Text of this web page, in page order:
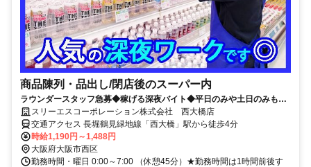
商品陳列・品出し/閉店後のスーパー内
ラウンダースタッフ急募◆稼げる深夜バイト◆平日のみや土日のみも相
談可能なので働きやすさ抜群です◆
スリーエスコーポレーション株式会社 西大橋店
交通アクセス 長堀鶴見緑地線「西大橋」駅から徒歩4分
時給1,190円～1,488円
大阪府大阪市西区
勤務時間・曜日 0:00～7:00 （休憩45分）★勤務時間は1時間前後す